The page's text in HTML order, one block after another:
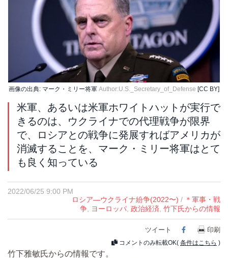
画像の出典: マーク・ミリー将軍 Author:U.S._Secretary_of_Defense [CC BY]
米軍、あるいは米軍ホワイトハットが実行で
きるのは、ウクライナでの代理戦争が限界
で、ロシアとの戦争に発展すればアメリカが
消滅することを、マーク・ミリー将軍はとて
も良く知っている
2022/06/25 9:00 PM
ロシア―ウクライナ紛争(2022〜) / ＊軍事・戦
争
ヨーロッパ 政治経済 竹下氏からの情報
ツイート Facebook
印刷
コメントのみ転載OK( 条件はこちら )
竹下雅敏氏からの情報です。